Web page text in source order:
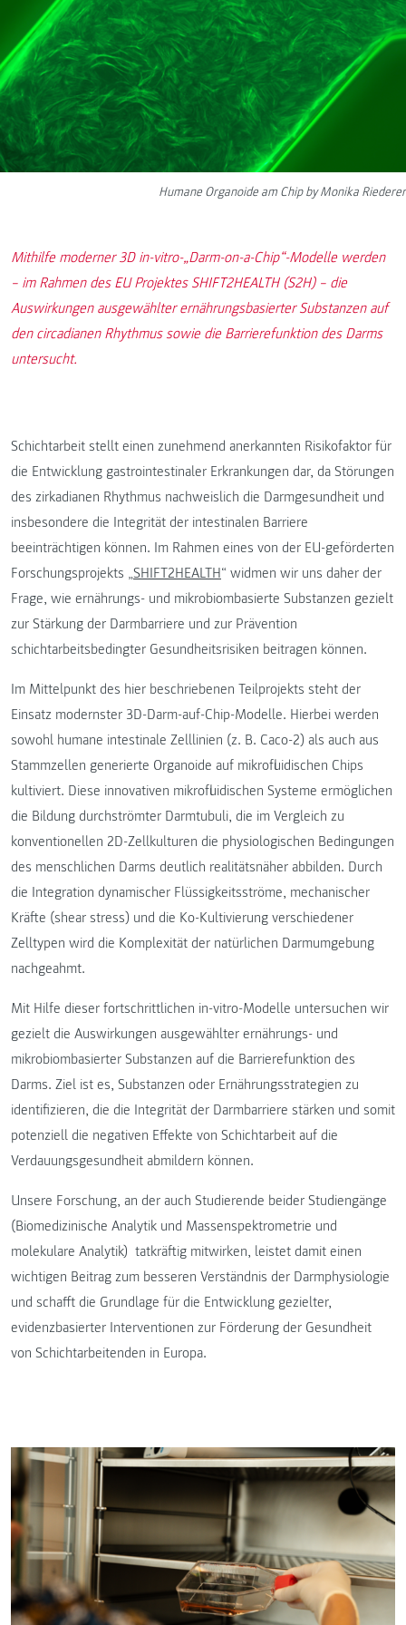
Humane Organoide am Chip by Monika Riederer
Mithilfe moderner 3D in-vitro-„Darm-on-a-Chip“-Modelle werden
– im Rahmen des EU Projektes SHIFT2HEALTH (S2H) – die
Auswirkungen ausgewählter ernährungsbasierter Substanzen auf
den circadianen Rhythmus sowie die Barrierefunktion des Darms
untersucht.
Schichtarbeit stellt einen zunehmend anerkannten Risikofaktor für
die Entwicklung gastrointestinaler Erkrankungen dar, da Störungen
des zirkadianen Rhythmus nachweislich die Darmgesundheit und
insbesondere die Integrität der intestinalen Barriere
beeinträchtigen können. Im Rahmen eines von der EU-geförderten
Forschungsprojekts „SHIFT2HEALTH“ widmen wir uns daher der
Frage, wie ernährungs- und mikrobiombasierte Substanzen gezielt
zur Stärkung der Darmbarriere und zur Prävention
schichtarbeitsbedingter Gesundheitsrisiken beitragen können.
Im Mittelpunkt des hier beschriebenen Teilprojekts steht der
Einsatz modernster 3D-Darm-auf-Chip-Modelle. Hierbei werden
sowohl humane intestinale Zelllinien (z. B. Caco-2) als auch aus
Stammzellen generierte Organoide auf mikrofluidischen Chips
kultiviert. Diese innovativen mikrofluidischen Systeme ermöglichen
die Bildung durchströmter Darmtubuli, die im Vergleich zu
konventionellen 2D-Zellkulturen die physiologischen Bedingungen
des menschlichen Darms deutlich realitätsnäher abbilden. Durch
die Integration dynamischer Flüssigkeitsströme, mechanischer
Kräfte (shear stress) und die Ko-Kultivierung verschiedener
Zelltypen wird die Komplexität der natürlichen Darmumgebung
nachgeahmt.
Mit Hilfe dieser fortschrittlichen in-vitro-Modelle untersuchen wir
gezielt die Auswirkungen ausgewählter ernährungs- und
mikrobiombasierter Substanzen auf die Barrierefunktion des
Darms. Ziel ist es, Substanzen oder Ernährungsstrategien zu
identifizieren, die die Integrität der Darmbarriere stärken und somit
potenziell die negativen Effekte von Schichtarbeit auf die
Verdauungsgesundheit abmildern können.
Unsere Forschung, an der auch Studierende beider Studiengänge
(Biomedizinische Analytik und Massenspektrometrie und
molekulare Analytik) tatkräftig mitwirken, leistet damit einen
wichtigen Beitrag zum besseren Verständnis der Darmphysiologie
und schafft die Grundlage für die Entwicklung gezielter,
evidenzbasierter Interventionen zur Förderung der Gesundheit
von Schichtarbeitenden in Europa.